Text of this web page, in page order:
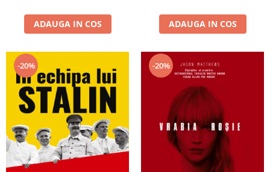
ADAUGA IN COS ADAUGA IN COS
-20% -20%